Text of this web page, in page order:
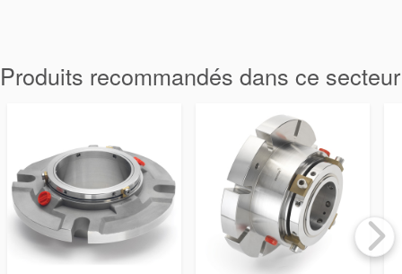
d’étanchéité
support de
joint
Remise à
Produits recommandés dans ce secteur